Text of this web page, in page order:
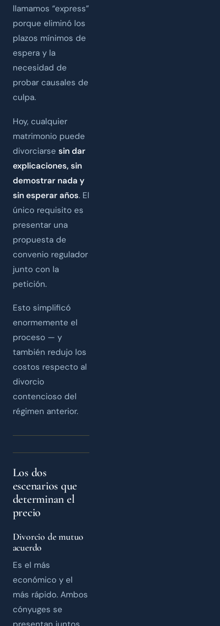
llamamos “express”
porque eliminó los
plazos mínimos de
espera y la
necesidad de
probar causales de
culpa.
Hoy, cualquier
matrimonio puede
divorciarse sin dar
explicaciones, sin
demostrar nada y
sin esperar años. El
único requisito es
presentar una
propuesta de
convenio regulador
junto con la
petición.
Esto simplificó
enormemente el
proceso — y
también redujo los
costos respecto al
divorcio
contencioso del
régimen anterior.
Los dos
escenarios que
determinan el
precio
Divorcio de mutuo
acuerdo
Es el más
económico y el
más rápido. Ambos
cónyuges se